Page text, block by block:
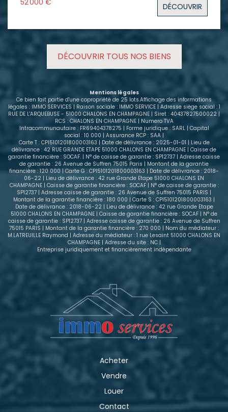
offrant un revenu locatif immédiat de 350 € hors
compose : - D'une entrée avec placard, - D'un
D'une salle de bains avec WC. Les charges annuelles
de copropriété incluent le chauffage, l'eau et
l'entretien. Environ 78 % de ces charges sont
récupérables auprès du locataire, ce qui limite le
gestion de ce bien. Contactez-nous pour obtenir
plus d'informations ou programmer une visite. Nous
vous accompagnerons avec plaisir dans votre
projet d'investissement.
DÉCOUVRIR
DÉCOUVRIR TOUS NOS BIENS
Mentions légales
Ce bien fait partie d'une copropriété de 25 lots.Affichage des informations
légales : IMMO SERVICES | Raison sociale : IMMO SERVICE | Adresse siège social : 1
RUE DE L'ARQUEBUSE - 51000 CHALONS EN CHAMPAGNE | Siret : 40437827500022 |
RCS : CHALONS EN CHAMPAGNE | Numero TVA
Intracommunautaire : FR69404378275 | Forme juridique : SARL | Capital
social : 10 000 | Assurance RCP : SAA |
Carte T : CPI5101201800003163 | Date de délivrance : 2025-01-01 | Lieu de
délivrance : 42 RUE GRANDE ETAPE 51000 CHALONS EN CHAMPAGNE | Caisse de
garantie financière : SOCAF. | N° de caisse de garantie : SP12737 | Adresse caisse
de garantie : 26 Avenue de Suffren 75015 Paris | Montant de la garantie
financière : 120 000 | Carte G : CPI5101201800003163 | Date de délivrance : 2018-
06-22 | Lieu de délivrance : 42 rue Grande Etape 51000 CHALONS EN
CHAMPAGNE | Caisse de garantie financière : SOCAF | N° de caisse de garantie :
SP12737 | Adresse caisse de garantie : 26 Avenue de Suffren 75015 PARIS |
Montant de la garantie financière : 180 000 | Carte S : CPI5101201800003163 |
Date de délivrance : 2018-06-22 | Lieu de délivrance : 42 rue Grande Etape
51000 CHALONS EN CHAMPAGNE | Caisse de garantie financière : SOCAF | N° de
caisse de garantie : SP12737 | Adresse caisse de garantie : 26 Avenue de Suffren
75015 PARIS | Montant de la garantie financière : 270 000 | Nom du médiateur :
M.LATREUILLE Raymond | Adresse du médiateur : 1 rue Lesaint 51000 CHALONS EN
CHAMPAGNE | Adresse du site : NC |
Entreprise juridiquement et financièrement indépendante
Acheter
Vendre
Louer
Contact